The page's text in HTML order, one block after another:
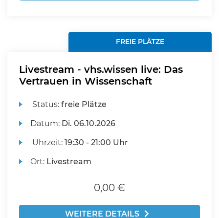
FREIE PLÄTZE
Livestream - vhs.wissen live: Das
Vertrauen in Wissenschaft
Status:freie Plätze
Datum: Di. 06.10.2026
Uhrzeit:19:30 - 21:00 Uhr
Ort: Livestream
0,00 €
WEITERE DETAILS